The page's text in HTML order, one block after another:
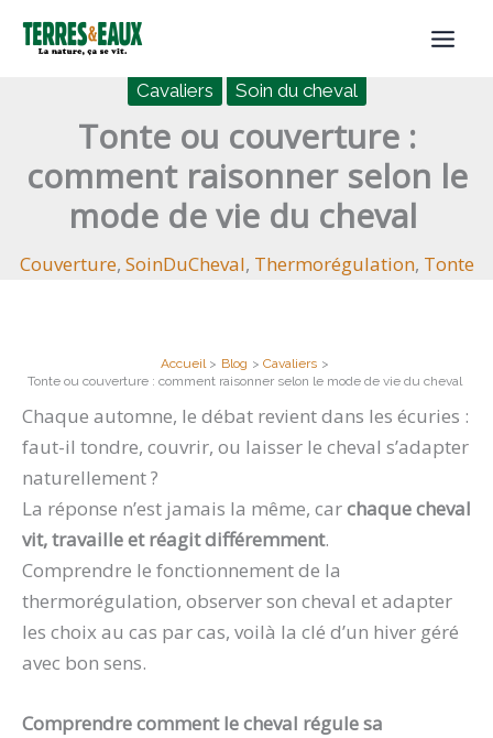
Cavaliers Soin du cheval
Tonte ou couverture :
comment raisonner selon le
mode de vie du cheval
Couverture, SoinDuCheval, Thermorégulation, Tonte
Accueil Blog
Cavaliers
Tonte ou couverture : comment raisonner selon le mode de vie du cheval
Chaque automne, le débat revient dans les écuries :
faut-il tondre, couvrir, ou laisser le cheval s’adapter
naturellement ?
La réponse n’est jamais la même, carchaque cheval
vit, travaille et réagit différemment.
Comprendre le fonctionnement de la
thermorégulation, observer son cheval et adapter
les choix au cas par cas, voilà la clé d’un hiver géré
avec bon sens.
Comprendre comment le cheval régule sa